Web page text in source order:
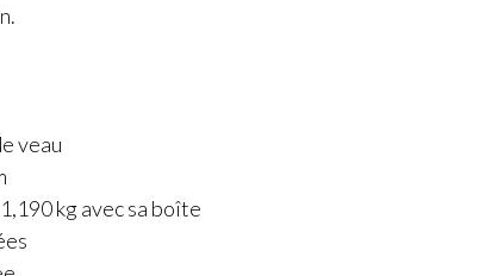
veau
kg avec sa boîte